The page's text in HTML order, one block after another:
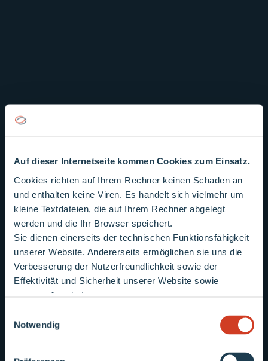
Auf dieser Internetseite kommen Cookies zum Einsatz.
Cookies richten auf Ihrem Rechner keinen Schaden an
und enthalten keine Viren. Es handelt sich vielmehr um
kleine Textdateien, die auf Ihrem Rechner abgelegt
werden und die Ihr Browser speichert.
Sie dienen einerseits der technischen Funktionsfähigkeit
unserer Website. Andererseits ermöglichen sie uns die
Verbesserung der Nutzerfreundlichkeit sowie der
Effektivität und Sicherheit unserer Website sowie
unseres Angebotes.
Notwendig
Wichtiger Hinweis
anderer Energieversorger unterwegs, die an
Rechnungen vorzulegen oder Zählernummern